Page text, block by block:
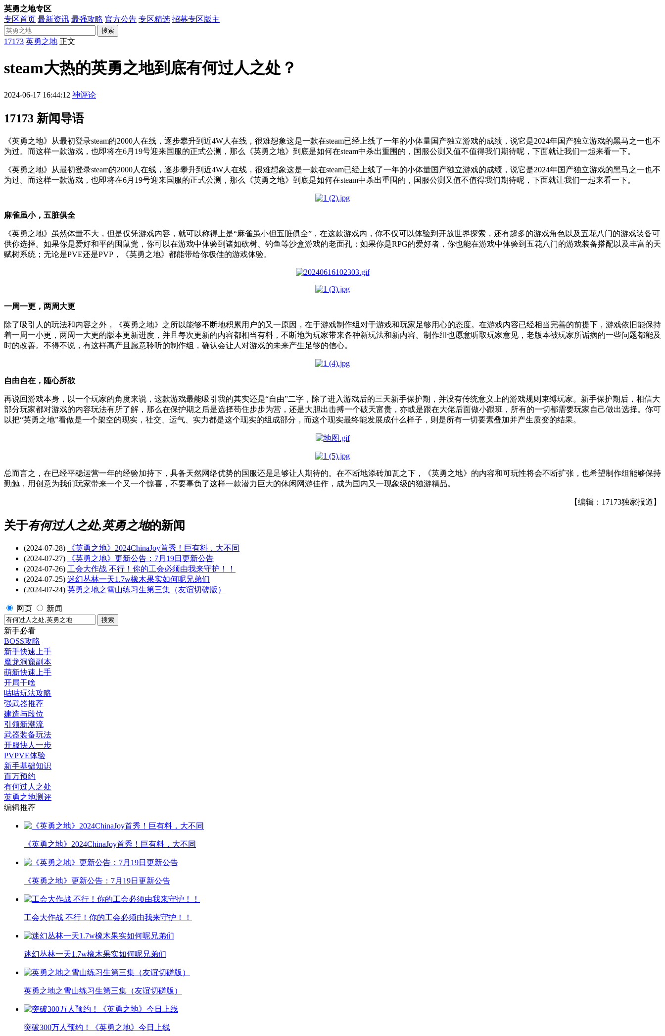
英勇之地专区
专区首页 最新资讯 最强攻略 官方公告 专区精选 招募专区版主
搜索
17173 英勇之地 正文
steam大热的英勇之地到底有何过人之处？
2024-06-17 16:44:12 神评论
17173 新闻导语
《英勇之地》从最初登录steam的2000人在线，逐步攀升到近4W人在线，很难想象这是一款在steam已经上线了一年的小体量国产独立游戏的成绩，说它是2024年国产独立游戏的黑马之一也不
为过。而这样一款游戏，也即将在6月19号迎来国服的正式公测，那么《英勇之地》到底是如何在steam中杀出重围的，国服公测又值不值得我们期待呢，下面就让我们一起来看一下。
《英勇之地》从最初登录steam的2000人在线，逐步攀升到近4W人在线，很难想象这是一款在steam已经上线了一年的小体量国产独立游戏的成绩，说它是2024年国产独立游戏的黑马之一也不
为过。而这样一款游戏，也即将在6月19号迎来国服的正式公测，那么《英勇之地》到底是如何在steam中杀出重围的，国服公测又值不值得我们期待呢，下面就让我们一起来看一下。
麻雀虽小，五脏俱全
《英勇之地》虽然体量不大，但是仅凭游戏内容，就可以称得上是“麻雀虽小但五脏俱全”，在这款游戏内，你不仅可以体验到开放世界探索，还有超多的游戏角色以及五花八门的游戏装备可
供你选择。如果你是爱好和平的囤鼠党，你可以在游戏中体验到诸如砍树、钓鱼等沙盒游戏的老面孔；如果你是RPG的爱好者，你也能在游戏中体验到五花八门的游戏装备搭配以及丰富的天
赋树系统；无论是PVE还是PVP，《英勇之地》都能带给你极佳的游戏体验。
一周一更，两周大更
除了吸引人的玩法和内容之外，《英勇之地》之所以能够不断地积累用户的又一原因，在于游戏制作组对于游戏和玩家足够用心的态度。在游戏内容已经相当完善的前提下，游戏依旧能保持
着一周一小更，两周一大更的版本更新进度，并且每次更新的内容都相当有料，不断地为玩家带来各种新玩法和新内容。制作组也愿意听取玩家意见，老版本被玩家所诟病的一些问题都能及
时的改善。不得不说，有这样高产且愿意聆听的制作组，确认会让人对游戏的未来产生足够的信心。
自由自在，随心所欲
再说回游戏本身，以一个玩家的角度来说，这款游戏最能吸引我的其实还是“自由”二字，除了进入游戏后的三天新手保护期，并没有传统意义上的游戏规则束缚玩家。新手保护期后，相信大
部分玩家都对游戏的内容玩法有所了解，那么在保护期之后是选择苟住步步为营，还是大胆出击搏一个破天富贵，亦或是跟在大佬后面做小跟班，所有的一切都需要玩家自己做出选择。你可
以把“英勇之地”看做是一个架空的现实，社交、运气、实力都是这个现实的组成部分，而这个现实最终能发展成什么样子，则是所有一切要素叠加并产生质变的结果。
总而言之，在已经平稳运营一年的经验加持下，具备天然网络优势的国服还是足够让人期待的。在不断地添砖加瓦之下，《英勇之地》的内容和可玩性将会不断扩张，也希望制作组能够保持
勤勉，用创意为我们玩家带来一个又一个惊喜，不要辜负了这样一款潜力巨大的休闲网游佳作，成为国内又一现象级的独游精品。
【编辑：17173独家报道】
关于有何过人之处,英勇之地的新闻
(2024-07-28)
《英勇之地》2024ChinaJoy首秀！巨有料，大不同
(2024-07-27)
《英勇之地》更新公告：7月19日更新公告
(2024-07-26) 工会大作战 不行！你的工会必须由我来守护！！
(2024-07-25) 迷幻丛林一天1.7w橡木果实如何呢兄弟们
(2024-07-24) 英勇之地之雪山练习生第三集（友谊切磋版）
网页 新闻
新手必看
BOSS攻略
新手快速上手
魔龙洞窟副本
萌新快速上手
开局干啥
咕咕玩法攻略
强武器推荐
建造与段位
引领新潮流
武器装备玩法
开服快人一步
PVPVE体验
新手基础知识
百万预约
有何过人之处
英勇之地测评
编辑推荐
《英勇之地》2024ChinaJoy首秀！巨有料，大不同
《英勇之地》更新公告：7月19日更新公告
工会大作战 不行！你的工会必须由我来守护！！
迷幻丛林一天1.7w橡木果实如何呢兄弟们
英勇之地之雪山练习生第三集（友谊切磋版）
突破300万人预约！《英勇之地》今日上线